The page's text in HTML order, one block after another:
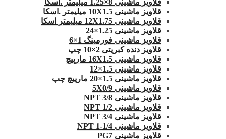
قلاویز ماشینی 10X1.5 میلیمتر .اسکا
قلاویز ماشینی 12X1.75 میلیمتر اسکا
قلاویز ماشینی 1.25×24
قلاویز ماشینی فورمینگ 1×6
قلاویز دنده کبریتی 2×10 چپ
قلاویز ماشینی 16X1.5 مارپیچ
قلاویز ماشینی 1.5×12
قلاویز ماشینی 1.5×20 مارپیچ چپ
قلاویز ماشینی 5X0/9
قلاویز ماشینی 3/8 NPT
قلاویز ماشینی 1/2 NPT
قلاویز ماشینی 3/4 NPT
قلاویز ماشینی 1/4-1 NPT
قلاویز ماشینی PG7